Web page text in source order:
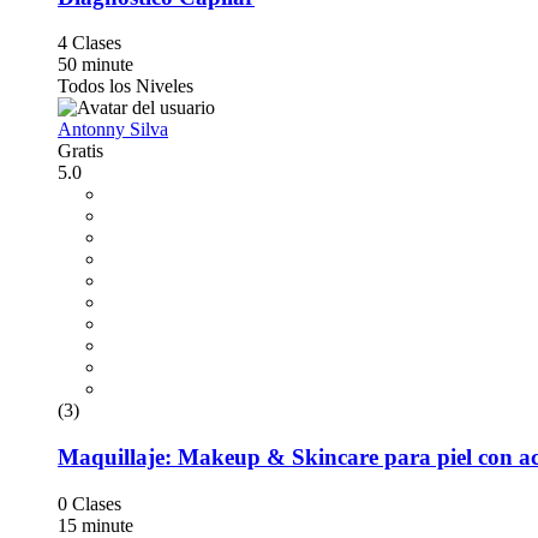
4 Clases
50 minute
Todos los Niveles
Antonny Silva
Gratis
5.0
(3)
Maquillaje: Makeup & Skincare para piel con
0 Clases
15 minute